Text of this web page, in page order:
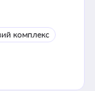
комплекс